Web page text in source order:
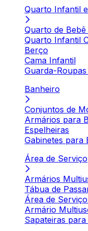
Quarto Infantil
Quarto de
Quarto Infantil
Berço
Cama Infantil
Guarda-
Banheiro
Conjuntos de
Armários para
Espelheiras
Gabinetes para
Área de Serviço
Armários
Tábua de
Área de
Armário
Sapateiras